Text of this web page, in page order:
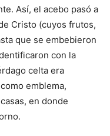
Así, el acebo pasó a
Cristo (cuyos frutos,
que se embebieron
con la
celta era
emblema,
en donde